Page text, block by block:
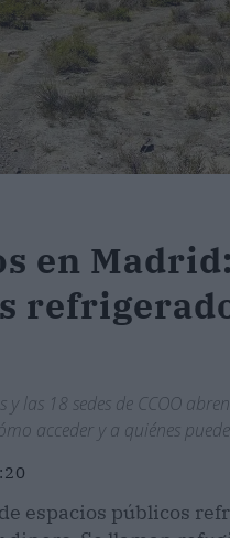
en
y las 18 sedes de CCOO
acceder y a quiénes
espacios públicos